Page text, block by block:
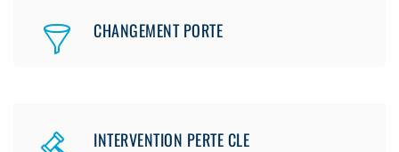
CHANGEMENT PORTE
INTERVENTION PERTE CLE